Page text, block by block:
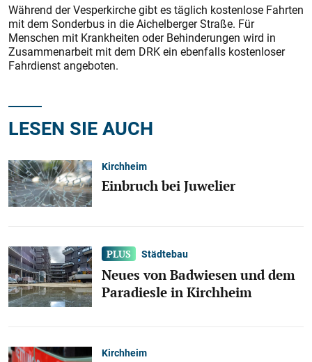
Während der Vesperkirche gibt es täglich kostenlose Fahrten
mit dem Sonderbus in die Aichelberger Straße. Für
Menschen mit Krankheiten oder Behinderungen wird in
Zusammenarbeit mit dem DRK ein ebenfalls kostenloser
Fahrdienst angeboten.
LESEN SIE AUCH
Kirchheim
Einbruch bei Juwelier
Städtebau
Neues von Badwiesen und dem
Paradiesle in Kirchheim
Kirchheim